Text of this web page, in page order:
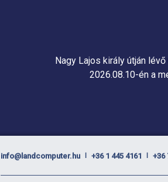
Nagy Lajos király útján lévő
2026.08.10-én a
info@landcomputer.hu +36 1 445 4161 +36